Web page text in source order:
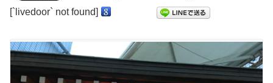
[`livedoor` not found]